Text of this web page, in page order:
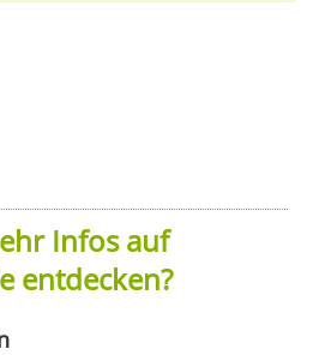
Infos auf
entdecken?